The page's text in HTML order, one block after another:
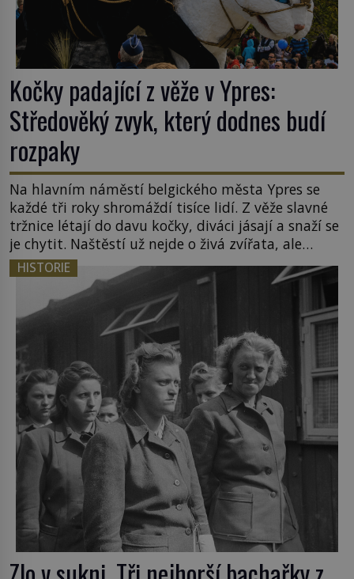
Kočky padající z věže v Ypres:
Středověký zvyk, který dodnes budí
rozpaky
Na hlavním náměstí belgického města Ypres se
každé tři roky shromáždí tisíce lidí. Z věže slavné
tržnice létají do davu kočky, diváci jásají a snaží se
je chytit. Naštěstí už nejde o živá zvířata, ale
jenom o plyšové suvenýry. Kdysi to ale bylo jinak.
Tato veselá podívaná připomíná jeden z
nejpodivnějších a zároveň nejkrutějších zvyků […]
HISTORIE